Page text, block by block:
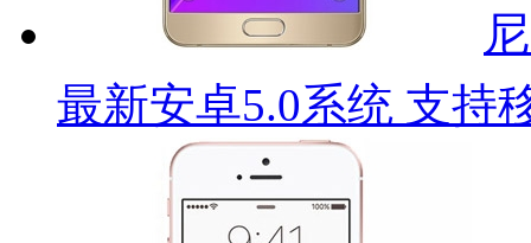
最新安卓5.0系统 支持